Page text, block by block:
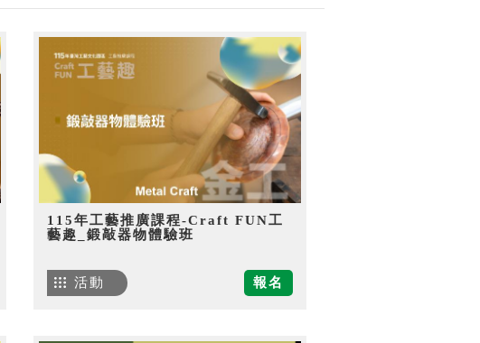
115年工藝推廣課程-Craft FUN工
藝趣_鍛敲器物體驗班
報名
活動